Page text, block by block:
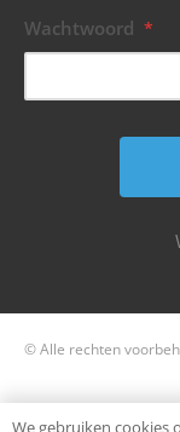
Wachtwoord *
© Alle rechten
We gebruiken cookies